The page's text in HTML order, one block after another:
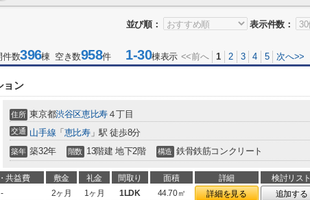
並び順： 表示件数：
件数396棟 空き数958件1-30棟表示 <<前へ 1 2 3 4 5 次へ>>
ョン
住所 東京都渋谷区恵比寿４丁目
交通 山手線 「 恵比寿」駅 徒歩8分
築年 築32年 階数 13階建 地下2階 構造 鉄骨鉄筋コンクリート
共益費 敷金 礼金 間取り 面積 詳細
検討リスト
- 2ヶ月 1ヶ月 1LDK 44.70㎡ 詳細を見る
追加する